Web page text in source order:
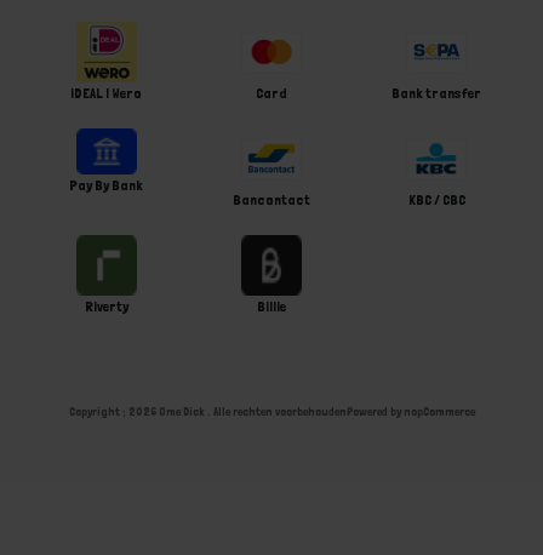
iDEAL | Wero Card Bank transfer
Pay By Bank
Bancontact
KBC / CBC
Riverty Billie
Copyright ; 2026 Ome Dick . Alle rechten voorbehoudenPowered by nopCommerce